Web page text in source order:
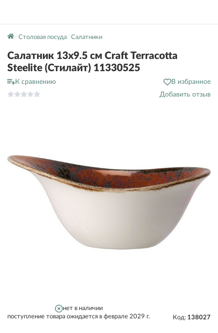
Столовая посуда Салатники
Салатник 13х9.5 см Craft Terracotta
Steelite (Стилайт) 11330525
К сравнению
В избранное
Добавить отзыв
нет в наличии
поступление товара ожидается в феврале 2029 г.
Код: 138027